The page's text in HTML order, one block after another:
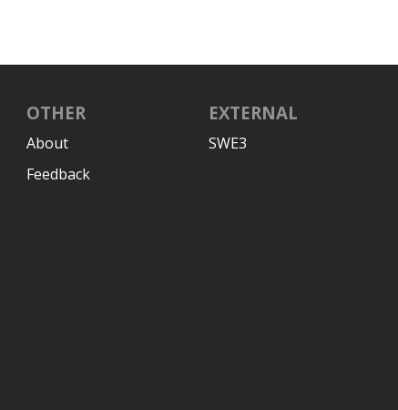
OTHER
About
Feedback
EXTERNAL
SWE3